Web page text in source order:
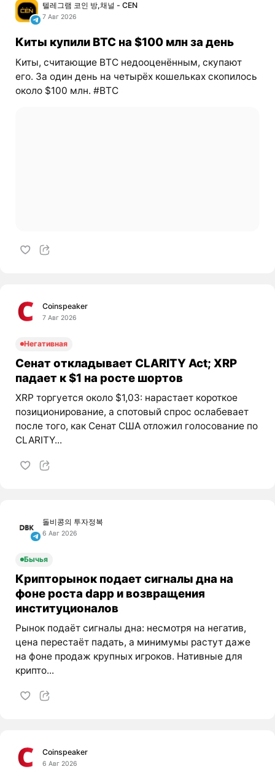
텔레그램 코인 방,채널 - CEN
7 Авг 2026
Киты купили BTC на $100 млн за день
Киты, считающие BTC недооценённым, скупают
его. За один день на четырёх кошельках скопилось
около $100 млн. #BTC
Coinspeaker
7 Авг 2026
Негативная
Сенат откладывает CLARITY Act; XRP
падает к $1 на росте шортов
XRP торгуется около $1,03: нарастает короткое
позиционирование, а спотовый спрос ослабевает
после того, как Сенат США отложил голосование по
CLARITY...
돌비콩의 투자정복
6 Авг 2026
Бычья
Крипторынок подает сигналы дна на
фоне роста dapp и возвращения
институционалов
Рынок подаёт сигналы дна: несмотря на негатив,
цена перестаёт падать, а минимумы растут даже
на фоне продаж крупных игроков. Нативные для
крипто...
Coinspeaker
6 Авг 2026